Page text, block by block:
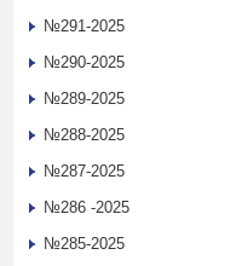
№291-2025
№290-2025
№289-2025
№288-2025
№287-2025
№286 -2025
№285-2025